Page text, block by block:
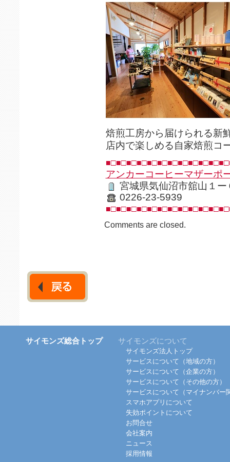
焙煎工房から届けられる新
店内で楽しめる自家焙煎コ
アンカーコーヒーマザーポ
宮城県気仙沼市舘山１ー
0226-23-5939
Comments are closed.
サイモンズ総合トップ サイモンズについて
サイモンズ法人トップ
サービスについて（地域の方）
サービスについて（企業の方）
サービスについて（その他の方）
サービスについて（マイナンバー
スマホアプリについて
失効ポイントについて
お問合せ
会社案内
ニュース
採用情報